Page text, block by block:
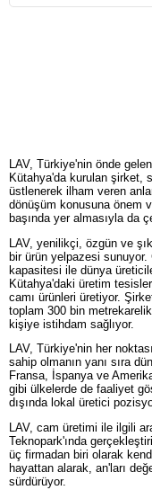
LAV, Türkiye'nin önde
Kütahya'da kurulan şirket,
üstlenerek ilham veren
dönüşüm konusuna önem
başında yer almasıyla da
LAV, yenilikçi, özgün ve
bir ürün yelpazesi
kapasitesi ile dünya
Kütahya'daki üretim
camı ürünleri üretiyor.
toplam 300 bin
kişiye istihdam sağlıyor.
LAV, Türkiye'nin her
sahip olmanın yanı sıra
Fransa, İspanya ve
gibi ülkelerde de faaliyet
dışında lokal üretici
LAV, cam üretimi ile ilgili
Teknopark'ında
üç firmadan biri olarak
hayattan alarak, an'ları
sürdürüyor.